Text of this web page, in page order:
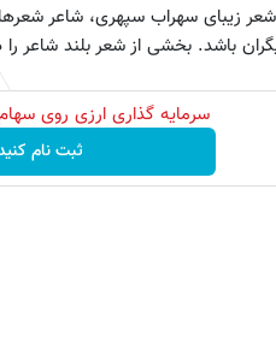
زیبای سهراب سپهری، شاعر
باشد. بخشی از شعر بلند شاعر
سرمایه گذاری ارزی روی
ثبت نام